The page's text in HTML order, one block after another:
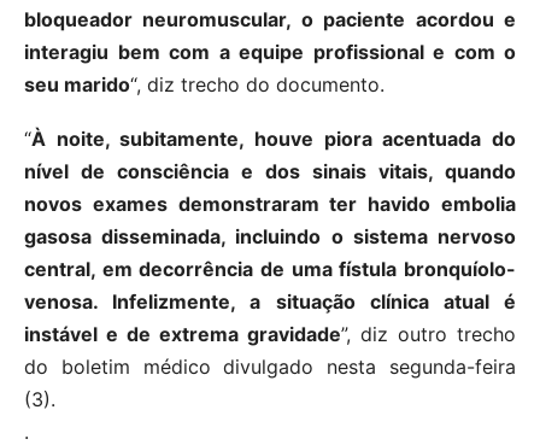
bloqueador neuromuscular, o paciente acordou e
interagiu bem com a equipe profissional e com o
seu marido“, diz trecho do documento.
“À noite, subitamente, houve piora acentuada do
nível de consciência e dos sinais vitais, quando
novos exames demonstraram ter havido embolia
gasosa disseminada, incluindo o sistema nervoso
central, em decorrência de uma fístula bronquíolo-
venosa. Infelizmente, a situação clínica atual é
instável e de extrema gravidade”, diz outro trecho
do boletim médico divulgado nesta segunda-feira
(3).
.